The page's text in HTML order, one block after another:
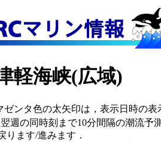
軽海峡(広域)
ゼンタ色の太矢印は，表示日時の
週の同時刻まで10分間隔の潮流予
ります/進みます．